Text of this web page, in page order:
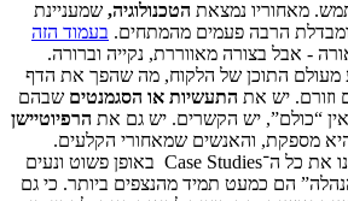
מאחוריו נמצאת הטכנולוגיה, שמעניינת
הרבה פעמים מהמתחים. בעמוד הזה
- אבל בצורה מאווררת, נקייה וברורה.
מעולם התוכן של הלקוח, מה שהפך את הדף
וזורם. יש את התעשיות או הסגמנטים שבהם
הרפיוטיישן
מספקת, והאנשים שמאחורי הקלעים.
, ריכזנו את כל ה־Case Studies באופן פשוט ונעים
הם כמעט תמיד מהנצפים ביותר. כי גם